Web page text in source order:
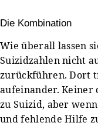
Die Kombination
Wie überall lassen
Suizidzahlen nicht
zurückführen. Dort
aufeinander. Keiner
zu Suizid, aber
und fehlende Hilfe